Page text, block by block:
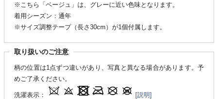
※こちら「ベージュ」は、グレーに近い色味となります。
着用シーズン：通年
※サイズ調整テープ（長さ30cm）が1個付属します。
取り扱いのご注意
柄の位置は1点ずつ違いがあり、写真と異なる場合があります。予
めご了承ください。
洗濯表示： [説明]